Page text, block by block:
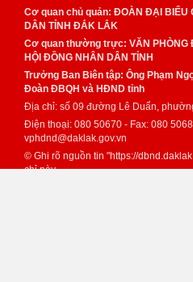
Cơ quan chủ quản: ĐOÀN ĐẠI BIỂU
DÂN TỈNH ĐẮK LẮK
Cơ quan thường trực: VĂN PHÒNG
HỘI ĐỒNG NHÂN DÂN TỈNH
Trưởng Ban Biên tập: Ông Phạm
Đoàn ĐBQH và HĐND tỉnh
Địa chỉ: số 09 đường Lê Duẩn,
Điện thoại: 080 50670 - Fax: 080
vphdnd@daklak.gov.vn
© Ghi rõ nguồn tin "https://
chỉ này.